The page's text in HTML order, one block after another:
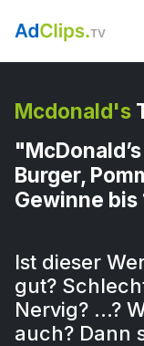
Mcdonald's
Burger,
Gewinne
Ist dieser
gut?
Nervig? …?
auch? Dann